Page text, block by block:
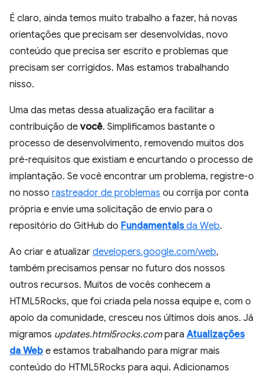
É claro, ainda temos muito trabalho a fazer, há novas
orientações que precisam ser desenvolvidas, novo
conteúdo que precisa ser escrito e problemas que
precisam ser corrigidos. Mas estamos trabalhando
nisso.
Uma das metas dessa atualização era facilitar a
contribuição de você. Simplificamos bastante o
processo de desenvolvimento, removendo muitos dos
pré-requisitos que existiam e encurtando o processo de
implantação. Se você encontrar um problema, registre-o
no nosso rastreador de problemas ou corrija por conta
própria e envie uma solicitação de envio para o
repositório do GitHub do Fundamentalsda Web.
Ao criar e atualizar developers.google.com/web,
também precisamos pensar no futuro dos nossos
outros recursos. Muitos de vocês conhecem a
HTML5Rocks, que foi criada pela nossa equipe e, com o
apoio da comunidade, cresceu nos últimos dois anos. Já
migramos updates.html5rocks.comparaAtualizações
da Web e estamos trabalhando para migrar mais
conteúdo do HTML5Rocks para aqui. Adicionamos